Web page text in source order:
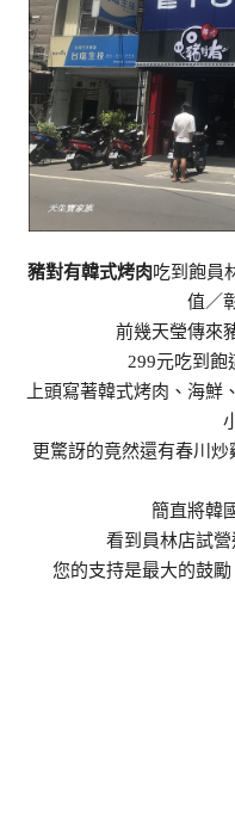
豬對有韓式烤肉吃到飽員
值／
前幾天瑩傳來
299元吃到飽
上頭寫著韓式烤肉、海鮮
更驚訝的竟然還有春川
簡直將韓
看到員林店試
您的支持是最大的鼓